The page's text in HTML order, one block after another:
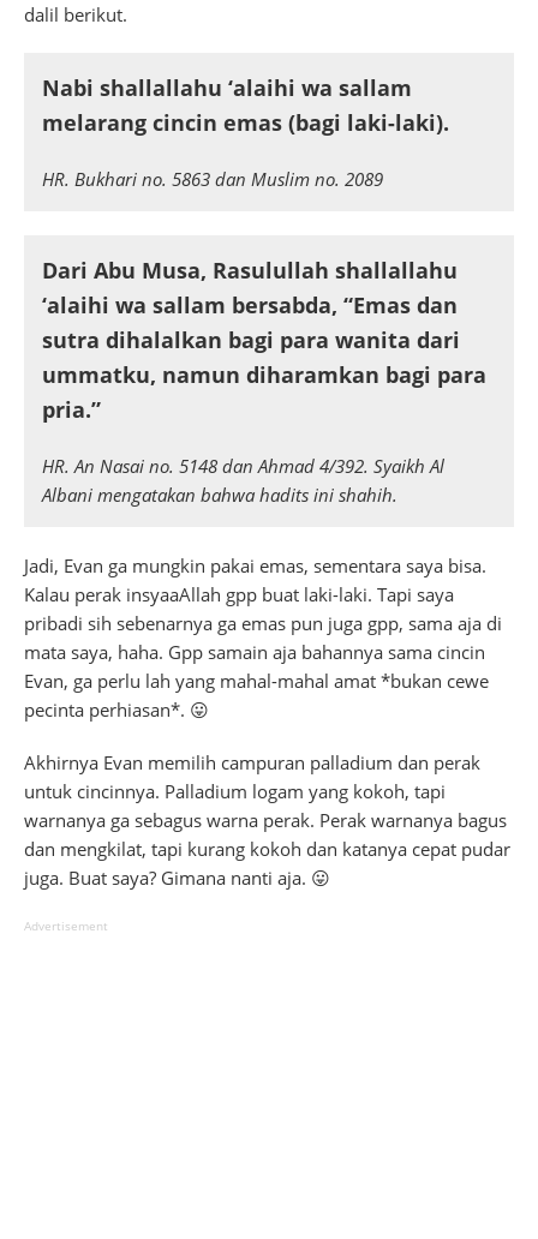
dalil berikut.
Nabi shallallahu ‘alaihi wa sallam
melarang cincin emas (bagi laki-laki).
HR. Bukhari no. 5863 dan Muslim no. 2089
Dari Abu Musa, Rasulullah shallallahu
‘alaihi wa sallam bersabda, “Emas dan
sutra dihalalkan bagi para wanita dari
ummatku, namun diharamkan bagi para
pria.”
HR. An Nasai no. 5148 dan Ahmad 4/392. Syaikh Al
Albani mengatakan bahwa hadits ini shahih.
Jadi, Evan ga mungkin pakai emas, sementara saya bisa.
Kalau perak insyaaAllah gpp buat laki-laki. Tapi saya
pribadi sih sebenarnya ga emas pun juga gpp, sama aja di
mata saya, haha. Gpp samain aja bahannya sama cincin
Evan, ga perlu lah yang mahal-mahal amat *bukan cewe
pecinta perhiasan*. 😛
Akhirnya Evan memilih campuran palladium dan perak
untuk cincinnya. Palladium logam yang kokoh, tapi
warnanya ga sebagus warna perak. Perak warnanya bagus
dan mengkilat, tapi kurang kokoh dan katanya cepat pudar
juga. Buat saya? Gimana nanti aja. 😛
Advertisement